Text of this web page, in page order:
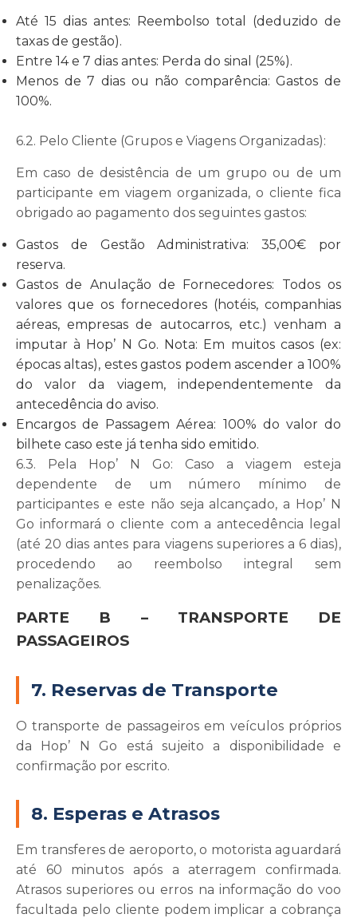
Até 15 dias antes: Reembolso total (deduzido de
taxas de gestão).
Entre 14 e 7 dias antes: Perda do sinal (25%).
Menos de 7 dias ou não comparência: Gastos de
100%.
6.2. Pelo Cliente (Grupos e Viagens Organizadas):
Em caso de desistência de um grupo ou de um
participante em viagem organizada, o cliente fica
obrigado ao pagamento dos seguintes gastos:
Gastos de Gestão Administrativa: 35,00€ por
reserva.
Gastos de Anulação de Fornecedores: Todos os
valores que os fornecedores (hotéis, companhias
aéreas, empresas de autocarros, etc.) venham a
imputar à Hop’ N Go. Nota: Em muitos casos (ex:
épocas altas), estes gastos podem ascender a 100%
do valor da viagem, independentemente da
antecedência do aviso.
Encargos de Passagem Aérea: 100% do valor do
bilhete caso este já tenha sido emitido.
6.3. Pela Hop’ N Go: Caso a viagem esteja
dependente de um número mínimo de
participantes e este não seja alcançado, a Hop’ N
Go informará o cliente com a antecedência legal
(até 20 dias antes para viagens superiores a 6 dias),
procedendo ao reembolso integral sem
penalizações.
PARTE B – TRANSPORTE DE
PASSAGEIROS
7. Reservas de Transporte
O transporte de passageiros em veículos próprios
da Hop’ N Go está sujeito a disponibilidade e
confirmação por escrito.
8. Esperas e Atrasos
Em transferes de aeroporto, o motorista aguardará
até 60 minutos após a aterragem confirmada.
Atrasos superiores ou erros na informação do voo
facultada pelo cliente podem implicar a cobrança